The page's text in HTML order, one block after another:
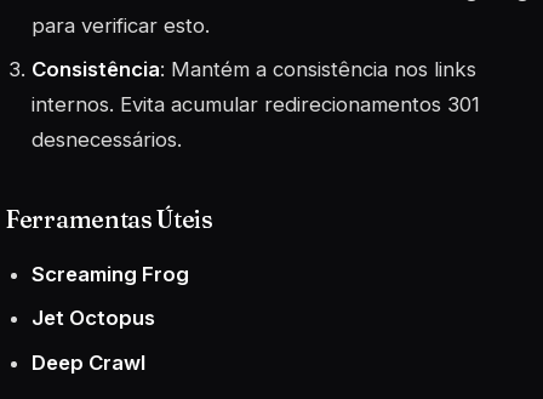
para verificar esto.
Consistência: Mantém a consistência nos links
internos. Evita acumular redirecionamentos 301
desnecessários.
Ferramentas Úteis
Screaming Frog
Jet Octopus
Deep Crawl